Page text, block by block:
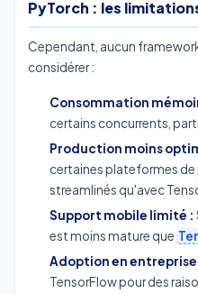
PyTorch : les
Cependant, aucun
considérer :
Consommation
certains concurrents,
Production moins
certaines plateformes
streamlinés qu'avec
Support mobile limité :
est moins mature que
Adoption en
TensorFlow pour des